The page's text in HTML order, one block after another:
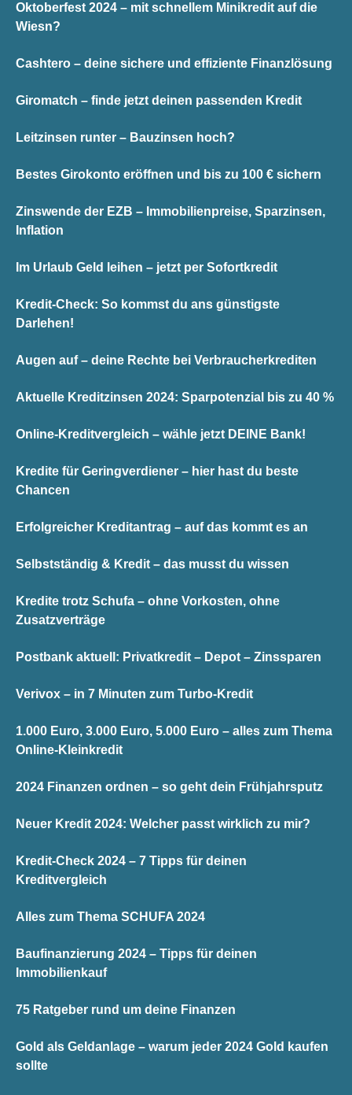
Oktoberfest 2024 – mit schnellem Minikredit auf die
Wiesn?
Cashtero – deine sichere und effiziente Finanzlösung
Giromatch – finde jetzt deinen passenden Kredit
Leitzinsen runter – Bauzinsen hoch?
Bestes Girokonto eröffnen und bis zu 100 € sichern
Zinswende der EZB – Immobilienpreise, Sparzinsen,
Inflation
Im Urlaub Geld leihen – jetzt per Sofortkredit
Kredit-Check: So kommst du ans günstigste
Darlehen!
Augen auf – deine Rechte bei Verbraucherkrediten
Aktuelle Kreditzinsen 2024: Sparpotenzial bis zu 40 %
Online-Kreditvergleich – wähle jetzt DEINE Bank!
Kredite für Geringverdiener – hier hast du beste
Chancen
Erfolgreicher Kreditantrag – auf das kommt es an
Selbstständig & Kredit – das musst du wissen
Kredite trotz Schufa – ohne Vorkosten, ohne
Zusatzverträge
Postbank aktuell: Privatkredit – Depot – Zinssparen
Verivox – in 7 Minuten zum Turbo-Kredit
1.000 Euro, 3.000 Euro, 5.000 Euro – alles zum Thema
Online-Kleinkredit
2024 Finanzen ordnen – so geht dein Frühjahrsputz
Neuer Kredit 2024: Welcher passt wirklich zu mir?
Kredit-Check 2024 – 7 Tipps für deinen
Kreditvergleich
Alles zum Thema SCHUFA 2024
Baufinanzierung 2024 – Tipps für deinen
Immobilienkauf
75 Ratgeber rund um deine Finanzen
Gold als Geldanlage – warum jeder 2024 Gold kaufen
sollte